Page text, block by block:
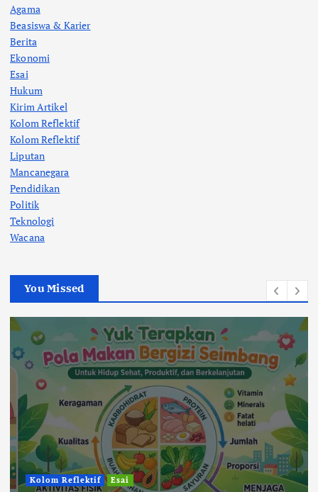
Agama
Beasiswa & Karier
Berita
Ekonomi
Esai
Hukum
Kirim Artikel
Kolom Reflektif
Kolom Reflektif
Liputan
Mancanegara
Pendidikan
Politik
Teknologi
Wacana
You Missed
Kolom Reflektif Esai